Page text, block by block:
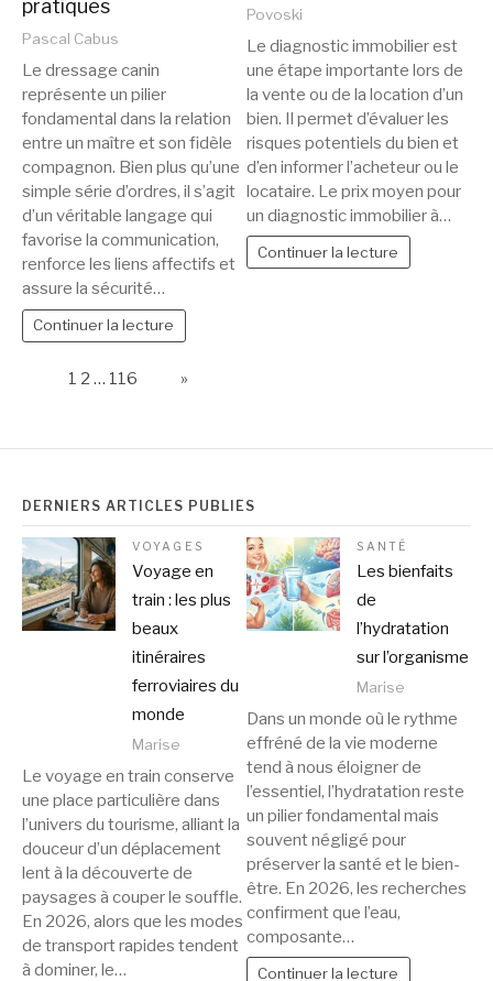
pratiques
Pascal Cabus
Le dressage canin
représente un pilier
fondamental dans la relation
entre un maître et son fidèle
compagnon. Bien plus qu’une
simple série d’ordres, il s’agit
d’un véritable langage qui
favorise la communication,
renforce les liens affectifs et
assure la sécurité…
Continuer la lecture
Povoski
Le diagnostic immobilier est
une étape importante lors de
la vente ou de la location d’un
bien. Il permet d’évaluer les
risques potentiels du bien et
d’en informer l’acheteur ou le
locataire. Le prix moyen pour
un diagnostic immobilier à…
Continuer la lecture
1 2 … 116 »
DERNIERS ARTICLES PUBLIÉS
VOYAGES
Voyage en
train : les plus
beaux
itinéraires
ferroviaires du
monde
Marise
Le voyage en train conserve
une place particulière dans
l’univers du tourisme, alliant la
douceur d’un déplacement
lent à la découverte de
paysages à couper le souffle.
En 2026, alors que les modes
de transport rapides tendent
à dominer, le…
SANTÉ
Les bienfaits
de
l’hydratation
sur l’organisme
Marise
Dans un monde où le rythme
effréné de la vie moderne
tend à nous éloigner de
l’essentiel, l’hydratation reste
un pilier fondamental mais
souvent négligé pour
préserver la santé et le bien-
être. En 2026, les recherches
confirment que l’eau,
composante…
Continuer la lecture